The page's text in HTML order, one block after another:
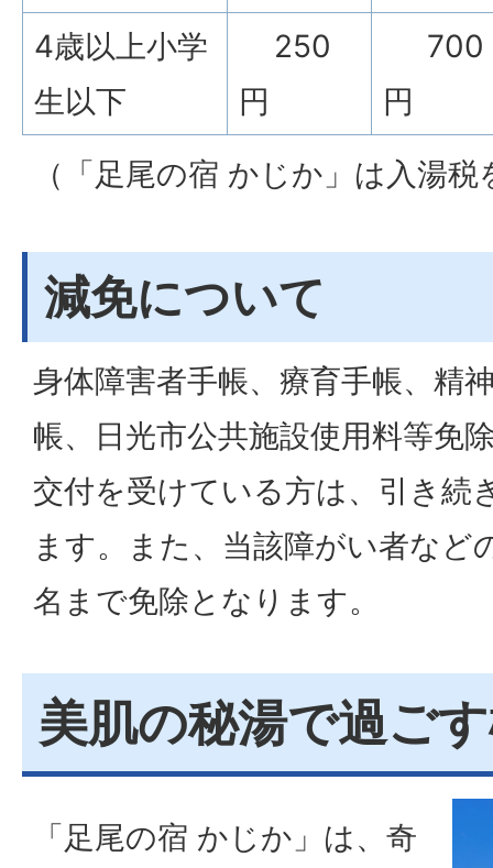
4歳以上小学
生以下
250
円
700
円
（「足尾の宿 かじか」は入湯
減免について
身体障害者手帳、療育手帳、精
帳、日光市公共施設使用料等免
交付を受けている方は、引き続
ます。また、当該障がい者など
名まで免除となります。
美肌の秘湯で過ご
「足尾の宿 かじか」は、奇